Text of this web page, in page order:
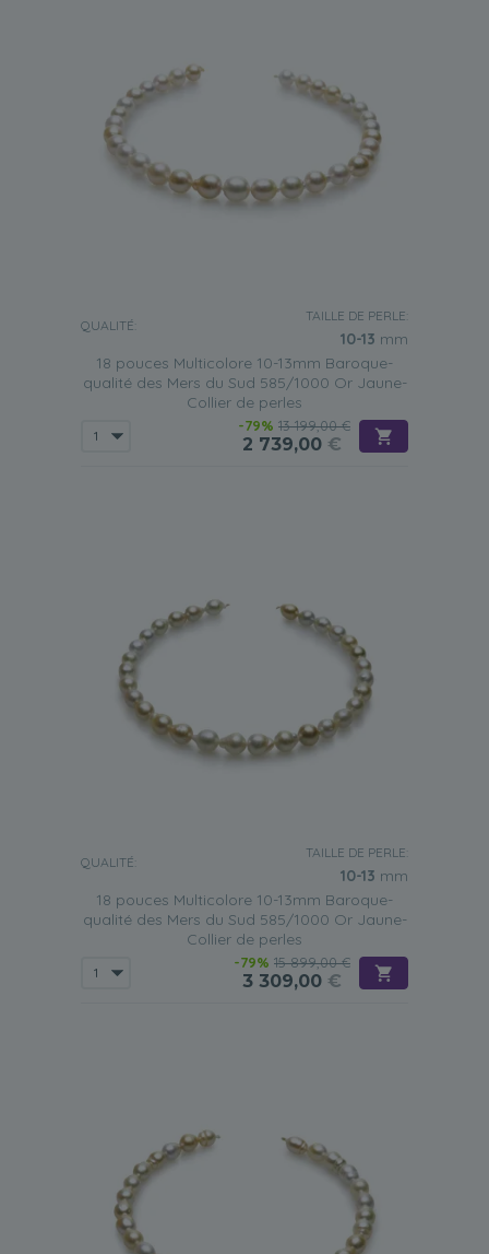
QUALITÉ:
TAILLE DE PERLE:
10-13 mm
18 pouces Multicolore 10-13mm Baroque-
qualité des Mers du Sud 585/1000 Or Jaune-
Collier de perles
-79% 13 199,00 €
2 739,00 €
QUALITÉ:
TAILLE DE PERLE:
10-13 mm
18 pouces Multicolore 10-13mm Baroque-
qualité des Mers du Sud 585/1000 Or Jaune-
Collier de perles
-79% 15 899,00 €
3 309,00 €